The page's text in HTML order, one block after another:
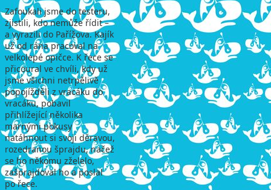
Zafoukali jsme do testeru,
zjistili, kdo nemůže řídit –
a vyrazili do Pařížova. Kajík
už od rána pracoval na
velkolepé opičce. K řece se
přicoural ve chvíli, kdy už
jsme všichni netrpělivě
popojížděli z vracáku do
vracáku, pobavil
přihlížející několika
marnými pokusy
natáhnout si svoji děravou,
rozedranou šprajdu, načež
se ho někomu zželelo,
zašprajdoval ho a poslal
po řece.